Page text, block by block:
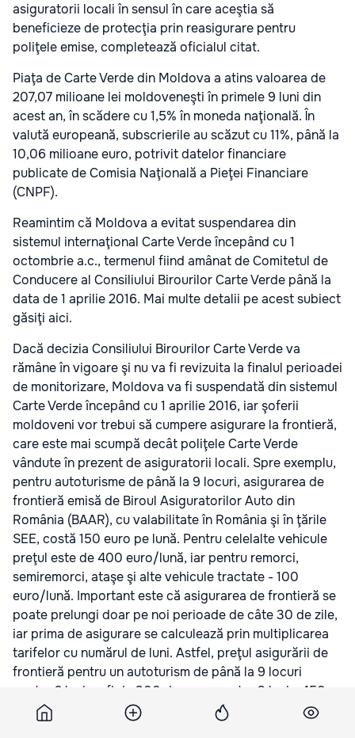
asiguratorii locali în sensul în care aceştia să
beneficieze de protecţia prin reasigurare pentru
poliţele emise, completează oficialul citat.
Piaţa de Carte Verde din Moldova a atins valoarea de
207,07 milioane lei moldoveneşti în primele 9 luni din
acest an, în scădere cu 1,5% în moneda naţională. În
valută europeană, subscrierile au scăzut cu 11%, până la
10,06 milioane euro, potrivit datelor financiare
publicate de Comisia Naţională a Pieţei Financiare
(CNPF).
Reamintim că Moldova a evitat suspendarea din
sistemul internaţional Carte Verde începând cu 1
octombrie a.c., termenul fiind amânat de Comitetul de
Conducere al Consiliului Birourilor Carte Verde până la
data de 1 aprilie 2016. Mai multe detalii pe acest subiect
găsiţi aici.
Dacă decizia Consiliului Birourilor Carte Verde va
rămâne în vigoare şi nu va fi revizuita la finalul perioadei
de monitorizare, Moldova va fi suspendată din sistemul
Carte Verde începând cu 1 aprilie 2016, iar şoferii
moldoveni vor trebui să cumpere asigurare la frontieră,
care este mai scumpă decât poliţele Carte Verde
vândute în prezent de asiguratorii locali. Spre exemplu,
pentru autoturisme de până la 9 locuri, asigurarea de
frontieră emisă de Biroul Asiguratorilor Auto din
România (BAAR), cu valabilitate în România şi în ţările
SEE, costă 150 euro pe lună. Pentru celelalte vehicule
preţul este de 400 euro/lună, iar pentru remorci,
semiremorci, ataşe şi alte vehicule tractate - 100
euro/lună. Important este că asigurarea de frontieră se
poate prelungi doar pe noi perioade de câte 30 de zile,
iar prima de asigurare se calculează prin multiplicarea
tarifelor cu numărul de luni. Astfel, preţul asigurării de
frontieră pentru un autoturism de până la 9 locuri
pentru 2 luni va fi de 300 de euro, pentru 3 luni - 450
euro, etc.